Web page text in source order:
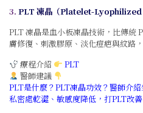
3. PLT 凍晶（Platelet-Lyophilized
PLT 凍晶是血小板凍晶技術，比傳統
膚修復、刺激膠原、淡化痘疤與紋路
療程介紹
PLT
醫師建議
PLT是什麼？PLT凍晶功效？醫師介紹
私密處乾澀、敏感度降低，打PLT改